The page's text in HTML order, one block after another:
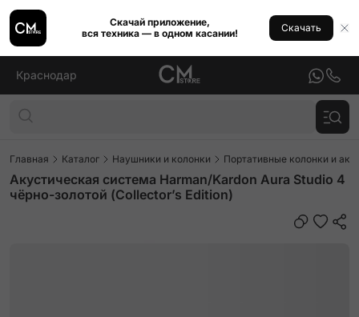
Скачай приложение,
вся техника — в одном касании!
Скачать
Краснодар
Главная Каталог Наушники и колонки Портативные колонки и
Акустическая система Harman/Kardon Aura Studio 4
чёрно-золотой (Collector’s Edition)